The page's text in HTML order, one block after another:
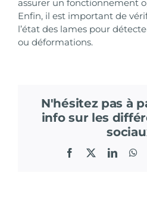
assurer un fonctionnement
Enfin, il est important de
l’état des lames pour
ou déformations.
N'hésitez pas à
info sur les
Facebook